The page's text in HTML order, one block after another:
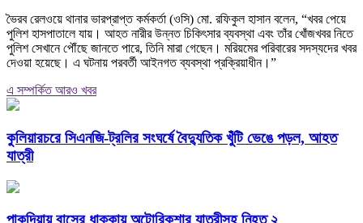
ভৈরব রেলওয়ে থানার ভারপ্রাপ্ত কর্মকর্তা (ওসি) মো. রফিকুল হাসান বলেন, “খবর পেয়ে
পুলিশ হাসপাতালে যায়। আহত নারীর উন্নত চিকিৎসার ব্যবস্থা এবং তাঁর খোঁজখবর নিতে
পুলিশ সেখানে পৌঁছে জানতে পারে, তিনি মারা গেছেন। মরিয়মের পরিবারের সদস্যদের খবর
দেওয়া হয়েছে। এ ঘটনায় পরবর্তী আইনগত ব্যবস্থা প্রক্রিয়াধীন।”
এ সম্পর্কিত আরও খবর
কুলিয়ারচরে সিএনজি-ট্রলির সংঘর্ষে বৈদ্যুতিক খুঁটি ভেঙে পড়ল, আহত
যাত্রী